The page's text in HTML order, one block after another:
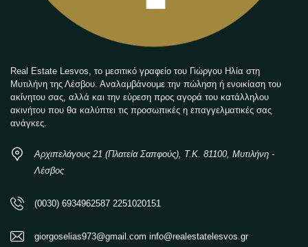
Real Estate Lesvos, το μεσιτικό γραφείο του Γιώργου Ηλία στη
Μυτιλήνη της Λέσβου. Αναλαμβάνουμε την πώληση ή ενοικίαση του
ακίνητου σας, αλλά και την εύρεση προς αγορά του κατάλληλου
ακινήτου που θα καλύπτει τις προσωπικές η επαγγελματικές σας
ανάγκες.
Αρχιπελάγους 21 (Πλατεία Σαπφούς), Τ.Κ. 81100, Μυτιλήνη -
Λέσβος
(0030) 6934962587 2251020151
giorgoselias973@gmail.com info@realestatelesvos.gr